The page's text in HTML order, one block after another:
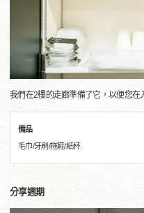
我們在2樓的走廊準備了它，以便您在
備品
毛巾/牙刷/拖鞋/紙杯
分享週期